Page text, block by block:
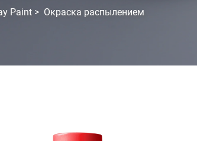
Paint > Окраска распылением